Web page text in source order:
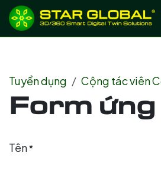
BỎ QUA ĐỂ ĐẾN NỘI DUNG
Tuyển dụng Cộng tác viên
Form
Tên*